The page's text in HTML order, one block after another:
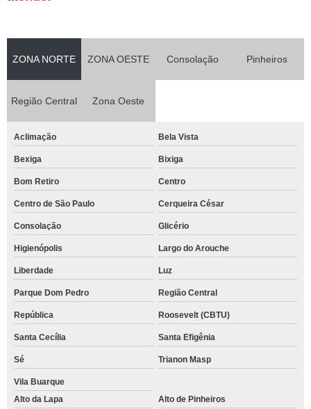
ZONA NORTE ZONA OESTE Consolação Pinheiros
Região Central Zona Oeste
Aclimação Bela Vista
Bexiga Bixiga
Bom Retiro Centro
Centro de São Paulo Cerqueira César
Consolação Glicério
Higienópolis Largo do Arouche
Liberdade Luz
Parque Dom Pedro Região Central
República Roosevelt (CBTU)
Santa Cecília Santa Efigênia
Sé Trianon Masp
Vila Buarque
Alto da Lapa
Alto de Pinheiros